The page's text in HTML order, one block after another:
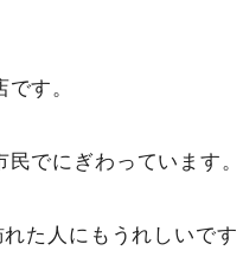
す。
でにぎわっています。
た人にもうれしいです